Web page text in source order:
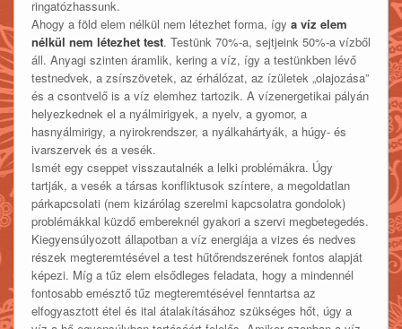
ringatózhassunk.
Ahogy a föld elem nélkül nem létezhet forma, így a víz elem
nélkül nem létezhet test. Testünk 70%-a, sejtjeink 50%-a vízből
áll. Anyagi szinten áramlik, kering a víz, így a testünkben lévő
testnedvek, a zsírszövetek, az érhálózat, az ízületek „olajozása”
és a csontvelő is a víz elemhez tartozik. A vízenergetikai pályán
helyezkednek el a nyálmirigyek, a nyelv, a gyomor, a
hasnyálmirigy, a nyirokrendszer, a nyálkahártyák, a húgy- és
ivarszervek és a vesék.
Ismét egy cseppet visszautalnék a lelki problémákra. Úgy
tartják, a vesék a társas konfliktusok színtere, a megoldatlan
párkapcsolati (nem kizárólag szerelmi kapcsolatra gondolok)
problémákkal küzdő embereknél gyakori a szervi megbetegedés.
Kiegyensúlyozott állapotban a víz energiája a vizes és nedves
részek megteremtésével a test hűtőrendszerének fontos alapját
képezi. Míg a tűz elem elsődleges feladata, hogy a mindennél
fontosabb emésztő tűz megteremtésével fenntartsa az
elfogyasztott étel és ital átalakításához szükséges hőt, úgy a